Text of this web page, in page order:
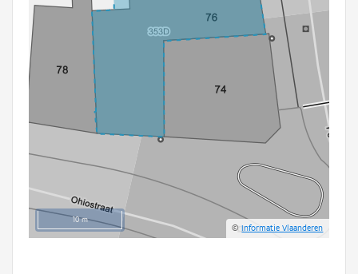
Aanmelden
10 m
©Informatie Vlaanderen